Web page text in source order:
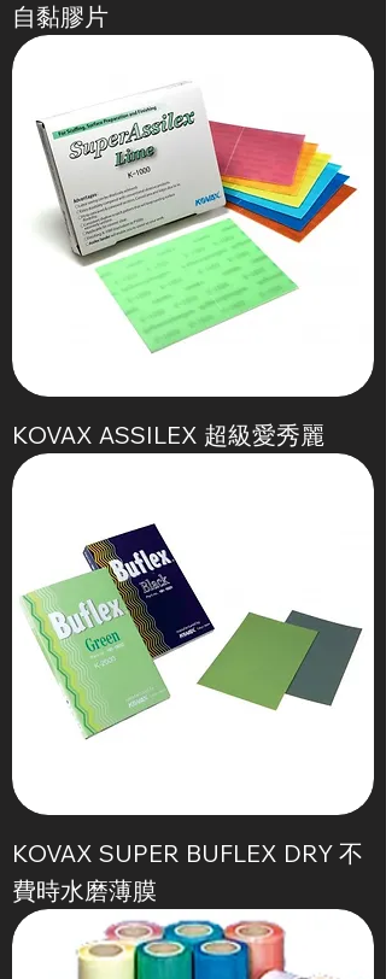
自黏膠片
KOVAX ASSILEX 超級愛秀麗
KOVAX SUPER BUFLEX DRY 不
費時水磨薄膜